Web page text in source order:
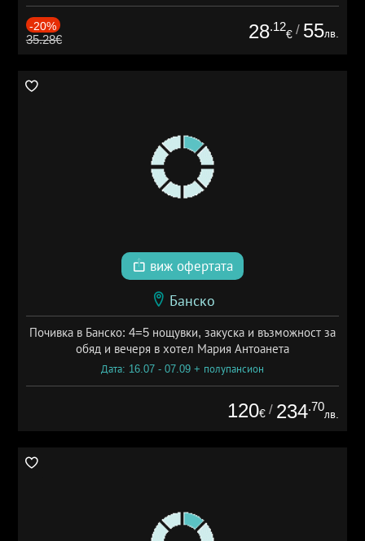
-20%
35.28€ 28.12
€ / 55лв.
виж офертата
Банско
Почивка в Банско: 4=5 нощувки, закуска и възможност за
обяд и вечеря в хотел Мария Антоанета
Дата: 16.07 - 07.09 + полупансион
120€ / 234.70
лв.